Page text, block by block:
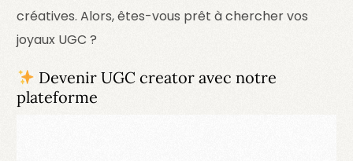
créatives. Alors, êtes-vous prêt à chercher vos
joyaux UGC ?
Devenir UGC creator avec notre
plateforme